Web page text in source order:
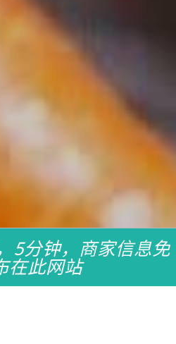
5分钟，商家信息免
在此网站